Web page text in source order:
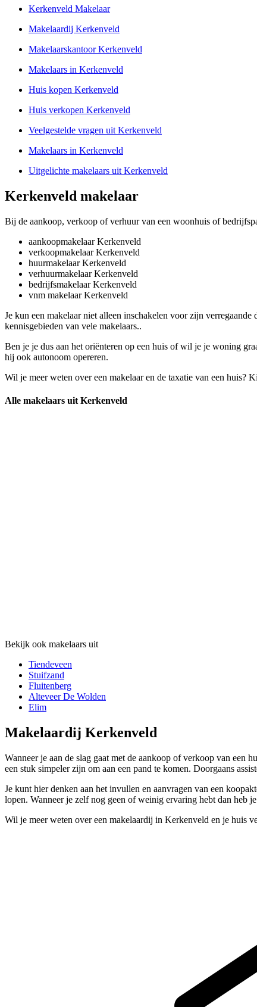
Kerkenveld Makelaar
Makelaardij Kerkenveld
Makelaarskantoor Kerkenveld
Makelaars in Kerkenveld
Huis kopen Kerkenveld
Huis verkopen Kerkenveld
Veelgestelde vragen uit Kerkenveld
Makelaars in Kerkenveld
Uitgelichte makelaars uit Kerkenveld
Kerkenveld makelaar
Bij de aankoop, verkoop of verhuur van een woonhuis of
aankoopmakelaar Kerkenveld
verkoopmakelaar Kerkenveld
huurmakelaar Kerkenveld
verhuurmakelaar Kerkenveld
bedrijfsmakelaar Kerkenveld
vnm makelaar Kerkenveld
Je kun een makelaar niet alleen inschakelen voor zijn
kennisgebieden van vele makelaars..
Ben je je dus aan het oriënteren op een huis of wil je je woning
hij ook autonoom opereren.
Wil je meer weten over een makelaar en de taxatie van een huis?
Alle makelaars uit Kerkenveld
Bekijk ook makelaars uit
Tiendeveen
Stuifzand
Fluitenberg
Alteveer De Wolden
Elim
Makelaardij Kerkenveld
Wanneer je aan de slag gaat met de aankoop of verkoop van een
een stuk simpeler zijn om aan een pand te komen. Doorgaans
Je kunt hier denken aan het invullen en aanvragen van een
lopen. Wanneer je zelf nog geen of weinig ervaring hebt dan heb
Wil je meer weten over een makelaardij in Kerkenveld en je huis